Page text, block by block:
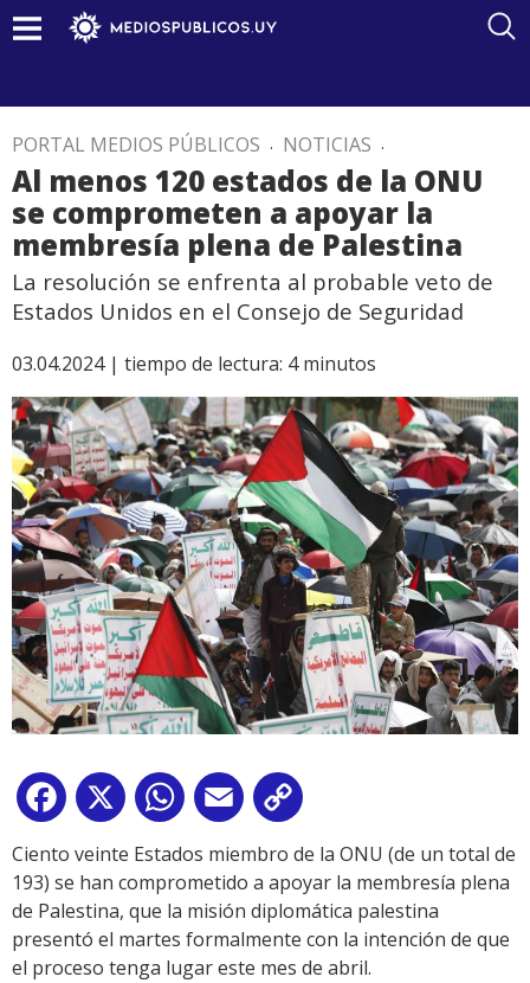
PORTAL MEDIOS PÚBLICOS . NOTICIAS .
Al menos 120 estados de la ONU
se comprometen a apoyar la
membresía plena de Palestina
La resolución se enfrenta al probable veto de
Estados Unidos en el Consejo de Seguridad
03.04.2024 | tiempo de lectura: 4 minutos
Facebook
X WhatsApp
Email
Link
Ciento veinte Estados miembro de la ONU (de un total de
193) se han comprometido a apoyar la membresía plena
de Palestina, que la misión diplomática palestina
presentó el martes formalmente con la intención de que
el proceso tenga lugar este mes de abril.